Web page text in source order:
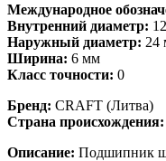
Международное
Внутренний диаметр:
Наружный диаметр: 24
Ширина: 6 мм
Класс точности: 0
Бренд: CRAFT (Литва)
Страна происхождения:
Описание: Подшипник